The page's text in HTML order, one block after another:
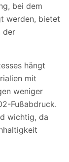
bei dem
werden, bietet
der
hängt
mit
weniger
Fußabdruck.
wichtig, da